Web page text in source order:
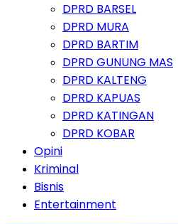
DPRD BARSEL
DPRD MURA
DPRD BARTIM
DPRD GUNUNG MAS
DPRD KALTENG
DPRD KAPUAS
DPRD KATINGAN
DPRD KOBAR
Opini
Kriminal
Bisnis
Entertainment